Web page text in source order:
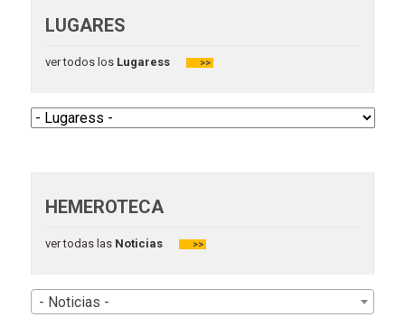
LUGARES
ver todos losLugaress >>
HEMEROTECA
ver todas lasNoticias >>
- Noticias -